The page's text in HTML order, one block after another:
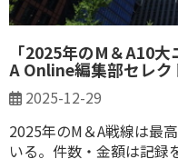
「2025年のM＆A10
A Online編集部セレク
2025-12-29
2025年のM＆A戦線は最
いる。件数・金額は記録